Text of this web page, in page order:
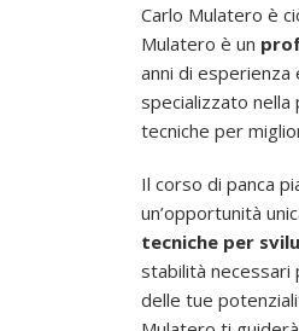
Carlo Mulatero è
Mulatero è un
anni di
specializzato nella
tecniche per
Il corso di panca
un’opportunità
tecniche per
stabilità necessari
delle tue